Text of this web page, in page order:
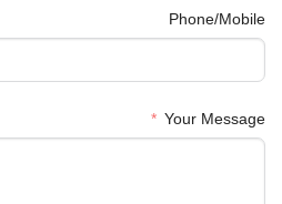
Phone/Mobile
Your Message